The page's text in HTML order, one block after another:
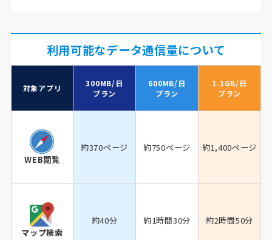
利用可能なデータ通信量について
対象アプリ
300MB/日
プラン
600MB/日
プラン
1.1GB/日
プラン
WEB閲覧
約370ページ 約750ページ 約1,400ページ
マップ検索
約40分 約1時間30分 約2時間50分